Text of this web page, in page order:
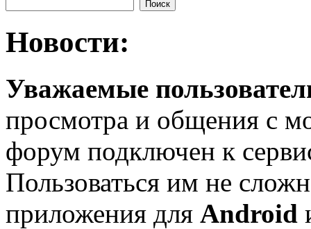
Новости:
Уважаемые
просмотра и общения с
форум подключен к
Пользоваться им не
приложения для Android